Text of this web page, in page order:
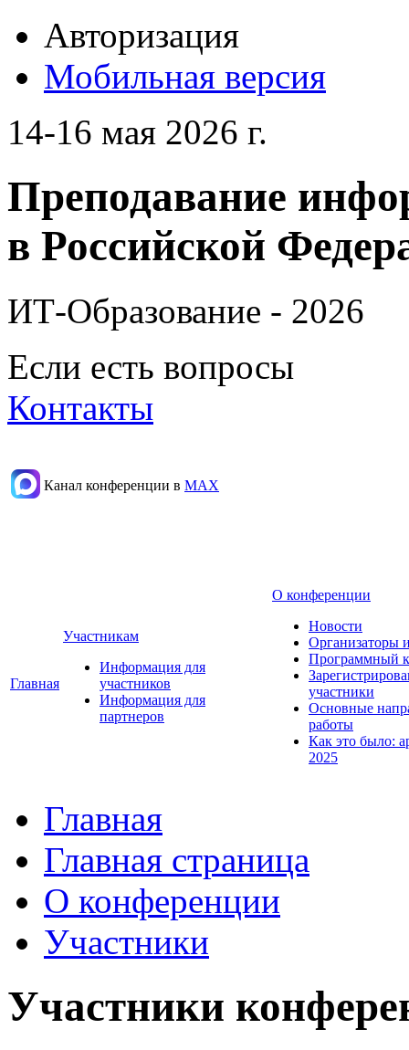
Авторизация
Мобильная версия
14-16 мая 2026 г.
Преподавание
в Российской
ИТ-Образование - 2026
Если есть вопросы
Контакты
Канал конференции в МАХ
Главная
Участникам
Информация для
участников
Информация для
партнеров
О конференции
Новости
Организаторы
Программный
участники
Основные
работы
Как это было:
2025
Главная
Главная страница
О конференции
Участники
Участники